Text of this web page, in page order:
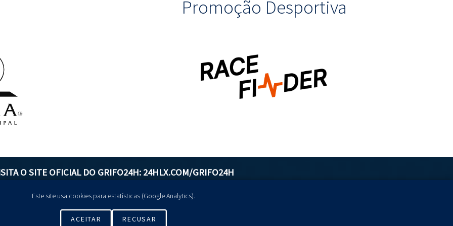
Este site usa cookies para estatísticas (Google Analytics).
ACEITAR RECUSAR
Promoção Desportiva
O SITE OFICIAL DO GRIFO24H: 24HLX.COM/GRIFO24H